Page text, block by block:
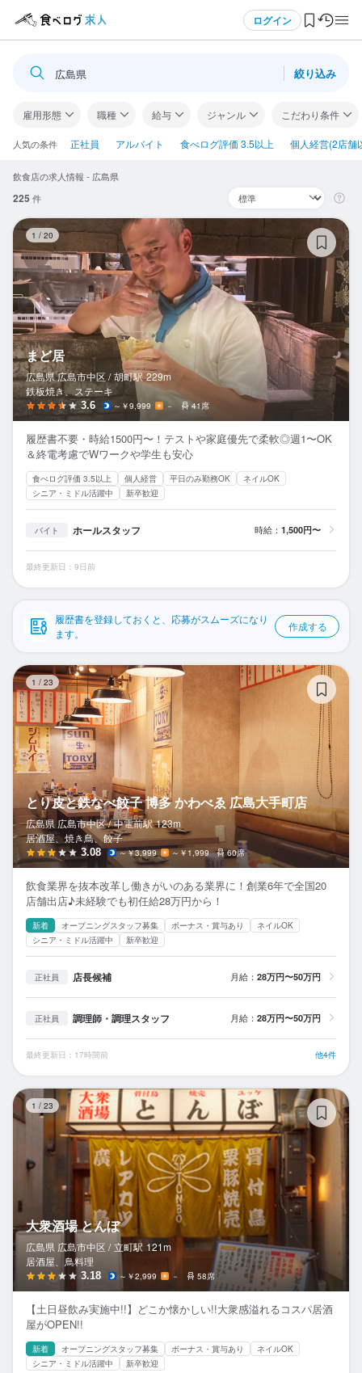
ログイン
食べログ求人TOP
求人検索
閲覧履歴
気になる求人
検索履歴・保存した条件
応募履歴
WEB履歴書
スカウト・メルマガ受信設定
ヘルプ・お問い合わせフォーム
食べログ求人PRESS
プライバシーポリシー
利用規約
企業情報
広島県 絞り込み
雇用形態 職種 給与 ジャンル こだわり条件
人気の条件 正社員 アルバイト 食べログ評価 3.5以上 個人経営(2店舗
飲食店の求人情報 - 広島県
225 件
1 / 20
まど居
広島県 広島市中区 / 胡町駅 229m
鉄板焼き、ステーキ
3.6 ～￥9,999 － 41席
履歴書不要・時給1500円〜！テストや家庭優先で柔軟◎週1〜OK
＆終電考慮でWワークや学生も安心
食べログ評価 3.5以上 個人経営 平日のみ勤務OK
ネイルOK
シニア・ミドル活躍中
新卒歓迎
バイト ホールスタッフ 時給： 1,500円〜
最終更新日：9日前
履歴書を登録しておくと、応募がスムーズになり
ます。
作成する
1 / 23
とり皮と鉄なべ餃子 博多 かわべゑ 広島大手町店
広島県 広島市中区 / 中電前駅 123m
居酒屋、焼き鳥、餃子
3.08 ～￥3,999 ～￥1,999 60席
飲食業界を抜本改革し働きがいのある業界に！創業6年で全国20
店舗出店♪未経験でも初任給28万円から！
新着 オープニングスタッフ募集 ボーナス・賞与あり
ネイルOK
シニア・ミドル活躍中
新卒歓迎
正社員 店長候補 月給： 28万円〜50万円
正社員 調理師・調理スタッフ 月給： 28万円〜50万円
最終更新日：17時間前 他4件
1 / 23
大衆酒場 とんぼ
広島県 広島市中区 / 立町駅 121m
居酒屋、鳥料理
3.18 ～￥2,999 － 58席
【土日昼飲み実施中!!】どこか懐かしい!!大衆感溢れるコスパ居酒
屋がOPEN!!
新着 オープニングスタッフ募集 ボーナス・賞与あり
ネイルOK
シニア・ミドル活躍中
新卒歓迎